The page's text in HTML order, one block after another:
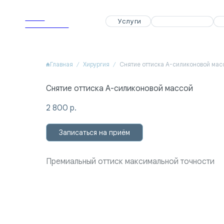
Услуги Специалисты Акции
Dental Clinic Услуги Специалисты Акции
Dental Clinic
Главная Хирургия Снятие оттиска А-силиконовой
Снятие оттиска А-силиконовой массой
2 800 р.
Записаться на приём
Премиальный оттиск максимальной точности